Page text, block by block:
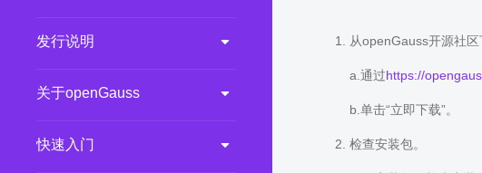
6.0.0 (LTS)
5.1.0 (Preview)
发行说明
关于openGauss
快速入门
从openGauss开源社区
a.通过https://
b.单击“立即下载”。
检查安装包。